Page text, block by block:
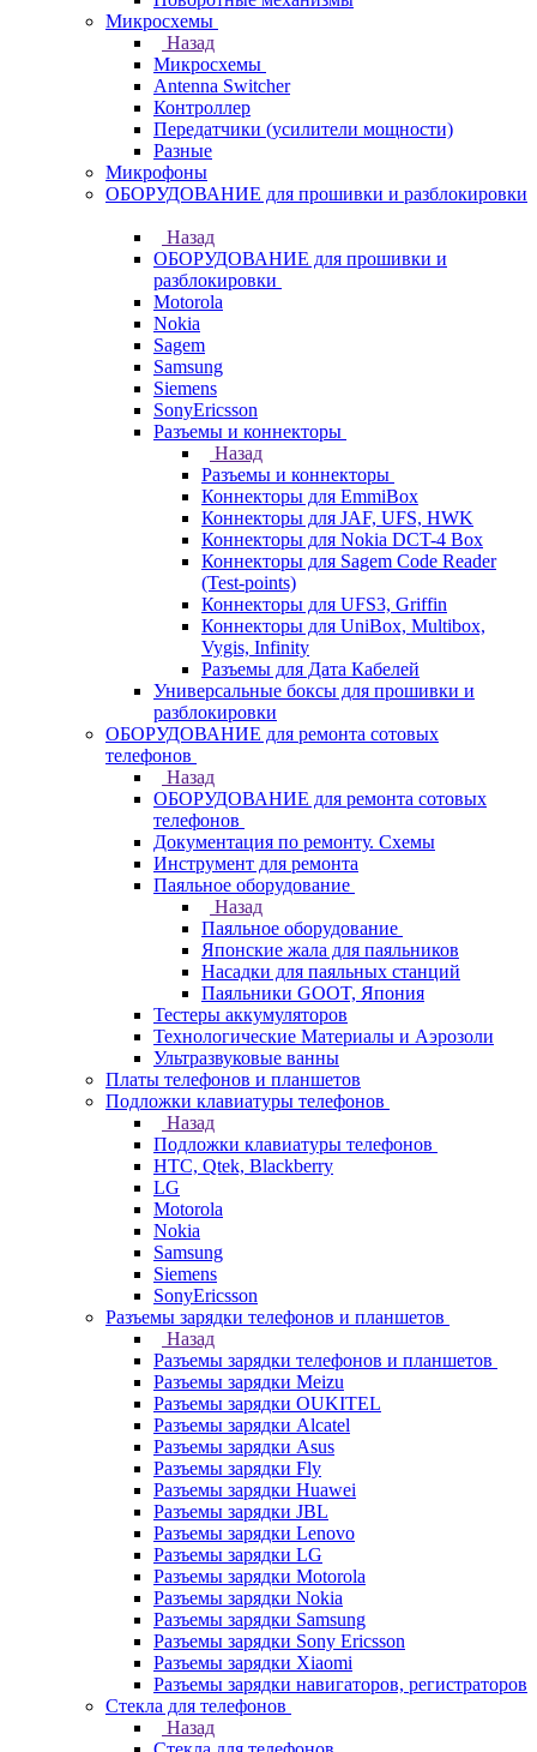
Микросхемы
Назад
Микросхемы
Antenna Switcher
Контроллер
Передатчики (усилители мощности)
Разные
Микрофоны
ОБОРУДОВАНИЕ для прошивки и разблокировки
Назад
ОБОРУДОВАНИЕ для прошивки и
разблокировки
Motorola
Nokia
Sagem
Samsung
Siemens
SonyEricsson
Разъемы и коннекторы
Назад
Разъемы и коннекторы
Коннекторы для EmmiBox
Коннекторы для JAF, UFS, HWK
Коннекторы для Nokia DCT-4 Box
Коннекторы для Sagem Code Reader
(Test-points)
Коннекторы для UFS3, Griffin
Коннекторы для UniBox, Multibox,
Vygis, Infinity
Разъемы для Дата Кабелей
Универсальные боксы для прошивки и
разблокировки
ОБОРУДОВАНИЕ для ремонта сотовых
телефонов
Назад
ОБОРУДОВАНИЕ для ремонта сотовых
телефонов
Документация по ремонту. Схемы
Инструмент для ремонта
Паяльное оборудование
Назад
Паяльное оборудование
Японские жала для паяльников
Насадки для паяльных станций
Паяльники GOOT, Япония
Тестеры аккумуляторов
Технологические Материалы и Аэрозоли
Ультразвуковые ванны
Платы телефонов и планшетов
Подложки клавиатуры телефонов
Назад
Подложки клавиатуры телефонов
HTC, Qtek, Blackberry
LG
Motorola
Nokia
Samsung
Siemens
SonyEricsson
Разъемы зарядки телефонов и планшетов
Назад
Разъемы зарядки телефонов и планшетов
Разъемы зарядки Meizu
Разъемы зарядки OUKITEL
Разъемы зарядки Alcatel
Разъемы зарядки Asus
Разъемы зарядки Fly
Разъемы зарядки Huawei
Разъемы зарядки JBL
Разъемы зарядки Lenovo
Разъемы зарядки LG
Разъемы зарядки Motorola
Разъемы зарядки Nokia
Разъемы зарядки Samsung
Разъемы зарядки Sony Ericsson
Разъемы зарядки Xiaomi
Разъемы зарядки навигаторов, регистраторов
Стекла для телефонов
Назад